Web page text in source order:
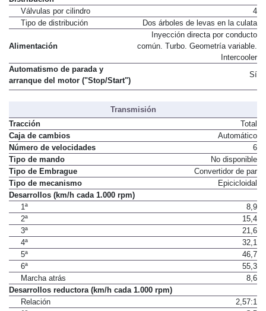
Válvulas por cilindro
4
Tipo de distribución
Dos árboles de levas en la culata
Alimentación
Inyección directa por conducto
común. Turbo. Geometría variable.
Intercooler
Automatismo de parada y
arranque del motor ("Stop/Start")
Sí
Transmisión
Tracción
Total
Caja de cambios
Automático
Número de velocidades
6
Tipo de mando
No disponible
Tipo de Embrague
Convertidor de par
Tipo de mecanismo
Epicicloidal
Desarrollos (km/h cada 1.000 rpm)
1ª
8,9
2ª
15,4
3ª
21,6
4ª
32,1
5ª
46,7
6ª
55,3
Marcha atrás
8,6
Desarrollos reductora (km/h cada 1.000 rpm)
Relación
2,57:1